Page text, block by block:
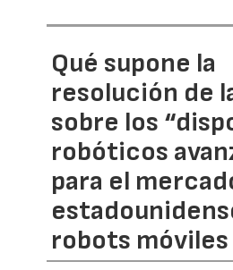
Qué supone la
resolución de
sobre los
robóticos
para el
robots móviles